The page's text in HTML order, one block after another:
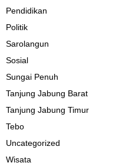
Pendidikan
Politik
Sarolangun
Sosial
Sungai Penuh
Tanjung Jabung Barat
Tanjung Jabung Timur
Tebo
Uncategorized
Wisata